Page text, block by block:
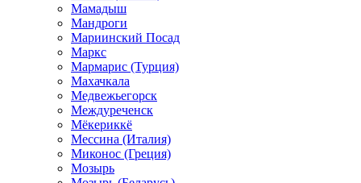
Мамадыш
Мандроги
Мариинский Посад
Маркс
Мармарис (Турция)
Махачкала
Медвежьегорск
Междуреченск
Мёкериккё
Мессина (Италия)
Миконос (Греция)
Мозырь